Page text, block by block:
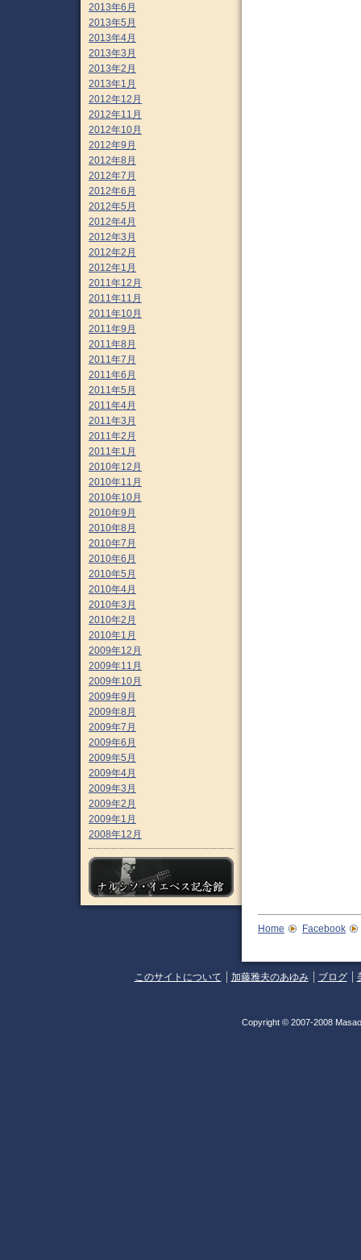
2013年6月
2013年5月
2013年4月
2013年3月
2013年2月
2013年1月
2012年12月
2012年11月
2012年10月
2012年9月
2012年8月
2012年7月
2012年6月
2012年5月
2012年4月
2012年3月
2012年2月
2012年1月
2011年12月
2011年11月
2011年10月
2011年9月
2011年8月
2011年7月
2011年6月
2011年5月
2011年4月
2011年3月
2011年2月
2011年1月
2010年12月
2010年11月
2010年10月
2010年9月
2010年8月
2010年7月
2010年6月
2010年5月
2010年4月
2010年3月
2010年2月
2010年1月
2009年12月
2009年11月
2009年10月
2009年9月
2009年8月
2009年7月
2009年6月
2009年5月
2009年4月
2009年3月
2009年2月
2009年1月
2008年12月
Home Facebook
このサイトについて 加藤雅夫のあゆみ ブログ
Copyright © 2007-2008